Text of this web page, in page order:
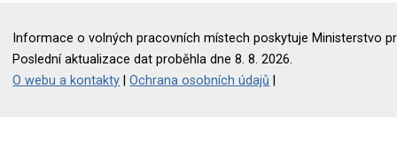
Informace o volných pracovních místech poskytuje Ministerstvo
Poslední aktualizace dat proběhla dne 8. 8. 2026.
O webu a kontakty |Ochrana osobních údajů